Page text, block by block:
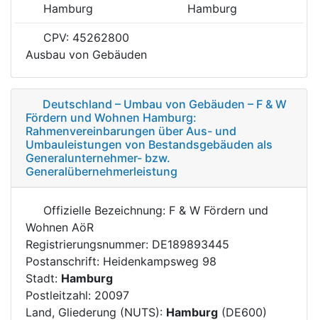
Hamburg
Hamburg
CPV: 45262800
Ausbau von Gebäuden
Deutschland – Umbau von Gebäuden – F & W
Fördern und Wohnen Hamburg:
Rahmenvereinbarungen über Aus- und
Umbauleistungen von Bestandsgebäuden als
Generalunternehmer- bzw.
Generalübernehmerleistung
Offizielle Bezeichnung: F & W Fördern und
Wohnen AöR
Registrierungsnummer: DE189893445
Postanschrift: Heidenkampsweg 98
Stadt: Hamburg
Postleitzahl: 20097
Land, Gliederung (NUTS): Hamburg (DE600)